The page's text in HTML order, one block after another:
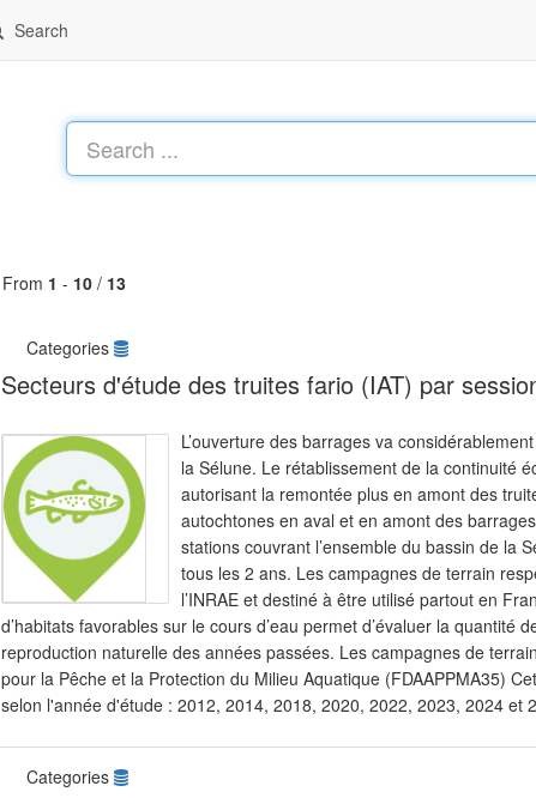
Search
From 1 - 10 / 13
Categories
Secteurs d'étude des truites fario (IAT) par
L’ouverture des barrages va
la Sélune. Le rétablissement de la continuité
autorisant la remontée plus en amont des
autochtones en aval et en amont des
stations couvrant l’ensemble du bassin de la
tous les 2 ans. Les campagnes de terrain
l’INRAE et destiné à être utilisé partout en
d’habitats favorables sur le cours d’eau permet d’évaluer la quantité
reproduction naturelle des années passées. Les campagnes de
pour la Pêche et la Protection du Milieu Aquatique (FDAAPPMA35)
selon l'année d'étude : 2012, 2014, 2018, 2020, 2022, 2023, 2024 et
Categories